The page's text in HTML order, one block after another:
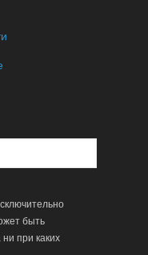
быть
при каких